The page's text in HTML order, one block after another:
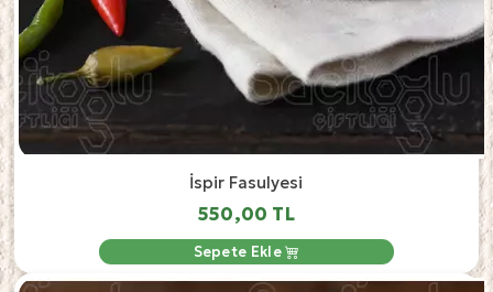
İspir Fasulyesi
550,00 TL
Sepete Ekle